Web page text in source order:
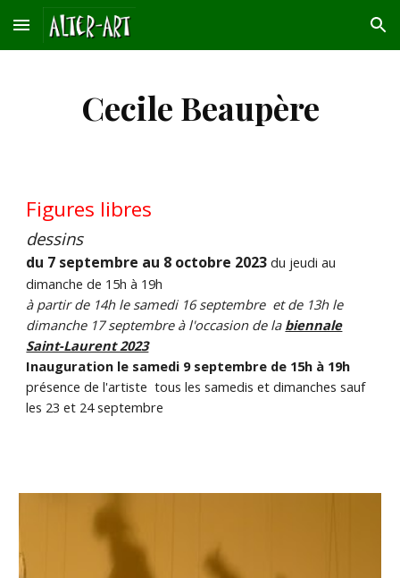
Skip to main content Skip to navigation
Cecile Beaupère
Figures libres
dessins
du 7 septembre au 8 octobre 2023 du jeudi au
dimanche de 15h à 19h
à partir de 14h le samedi 16 septembre et de 13h le
dimanche 17 septembre à l'occasion de la biennale
Saint-Laurent 2023
Inauguration le samedi 9 septembre de 15h à 19h
présence de l'artiste tous les samedis et dimanches sauf
les 23 et 24 septembre